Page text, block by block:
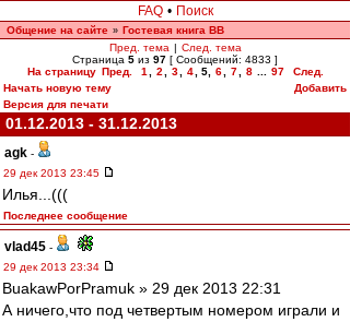
FAQ • Поиск
Общение на сайте » Гостевая книга ВВ
Пред. тема | След. тема
Страница 5 из 97 [ Сообщений: 4833 ]
На страницу Пред. 1 2 3 4 5, 6 7 8 97
След.
Начать новую тему
Добавить
Версия для печати
01.12.2013 - 31.12.2013
agk -
29 дек 2013 23:45
Илья...(((
Последнее сообщение
vlad45 -
29 дек 2013 23:34
BuakawPorPramuk » 29 дек 2013 22:31
А ничего,что под четвертым номером играли и